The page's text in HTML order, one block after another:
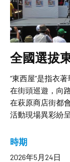
全國選拔
“東西屋”是指衣
在街頭巡遊，向
在萩原商店街都
活動現場異彩紛
時期
2026年5月24日